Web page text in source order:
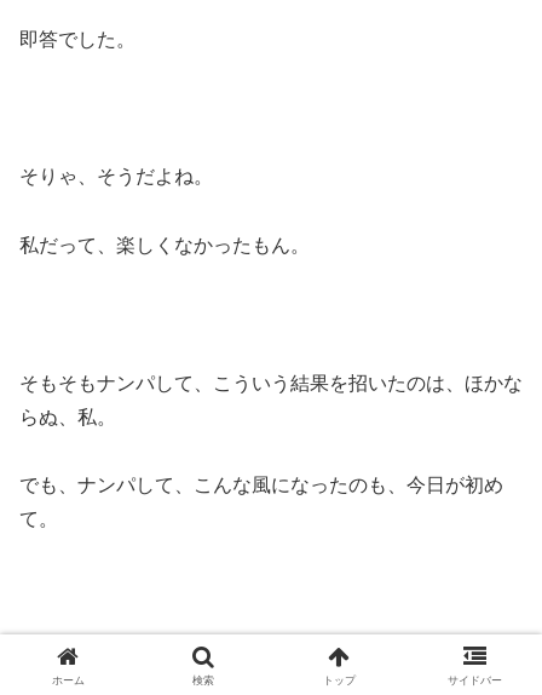
即答でした。
そりゃ、そうだよね。
私だって、楽しくなかったもん。
そもそもナンパして、こういう結果を招いたのは、ほかな
らぬ、私。
でも、ナンパして、こんな風になったのも、今日が初め
て。
Ｂ君、新規の方だといっていました。
ホーム 検索 トップ サイドバー